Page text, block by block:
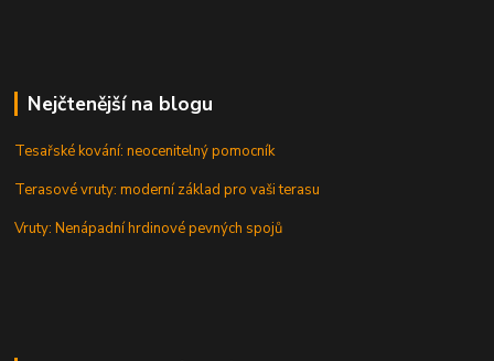
Nejčtenější na blogu
Tesařské kování: neocenitelný pomocník
Terasové vruty: moderní základ pro vaši terasu
Vruty: Nenápadní hrdinové pevných spojů